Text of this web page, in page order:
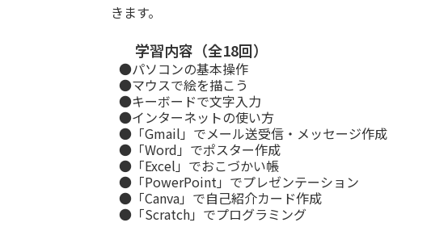
きます。
学習内容（全18回）
●パソコンの基本操作
●マウスで絵を描こう
●キーボードで文字入力
●インターネットの使い方
●「Gmail」でメール送受信・メッセージ作成
●「Word」でポスター作成
●「Excel」でおこづかい帳
●「PowerPoint」でプレゼンテーション
●「Canva」で自己紹介カード作成
●「Scratch」でプログラミング